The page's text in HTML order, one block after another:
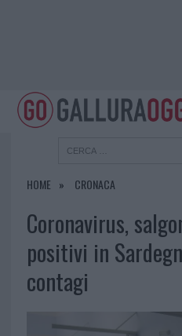
HOME CRONACA
Coronavirus,
positivi in
contagi